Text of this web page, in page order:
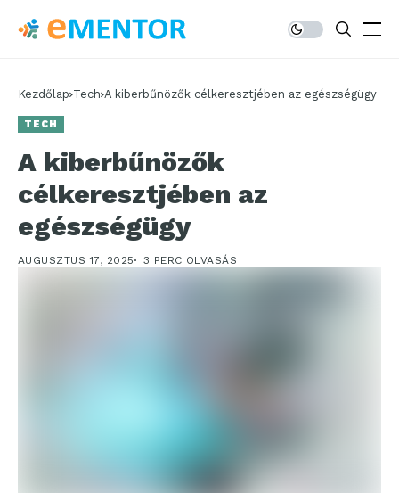
Kezdőlap Tech A kiberbűnözők célkeresztjében az egészségügy
TECH
A kiberbűnözők
célkeresztjében az
egészségügy
AUGUSZTUS 17, 2025 3 PERC OLVASÁS